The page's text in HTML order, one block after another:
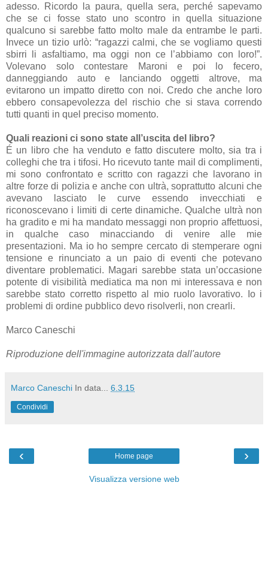
adesso. Ricordo la paura, quella sera, perché sapevamo
che se ci fosse stato uno scontro in quella situazione
qualcuno si sarebbe fatto molto male da entrambe le parti.
Invece un tizio urlò: “ragazzi calmi, che se vogliamo questi
sbirri li asfaltiamo, ma oggi non ce l’abbiamo con loro!”.
Volevano solo contestare Maroni e poi lo fecero,
danneggiando auto e lanciando oggetti altrove, ma
evitarono un impatto diretto con noi. Credo che anche loro
ebbero consapevolezza del rischio che si stava correndo
tutti quanti in quel preciso momento.
Quali reazioni ci sono state all’uscita del libro?
É un libro che ha venduto e fatto discutere molto, sia tra i
colleghi che tra i tifosi. Ho ricevuto tante mail di complimenti,
mi sono confrontato e scritto con ragazzi che lavorano in
altre forze di polizia e anche con ultrà, soprattutto alcuni che
avevano lasciato le curve essendo invecchiati e
riconoscevano i limiti di certe dinamiche.Qualche ultrà non
ha gradito e mi ha mandato messaggi non proprio affettuosi,
in qualche caso minacciando di venire alle mie
presentazioni. Ma io ho sempre cercato di stemperare ogni
tensione e rinunciato a un paio di eventi che potevano
diventare problematici. Magari sarebbe stata un’occasione
potente di visibilità mediatica ma non mi interessava e non
sarebbe stato corretto rispetto al mio ruolo lavorativo. Io i
problemi di ordine pubblico devo risolverli, non crearli.
Marco Caneschi
Riproduzione dell'immagine autorizzata dall'autore
Marco Caneschi In data... 6.3.15
Condividi
‹ ›
Home page
Visualizza versione web